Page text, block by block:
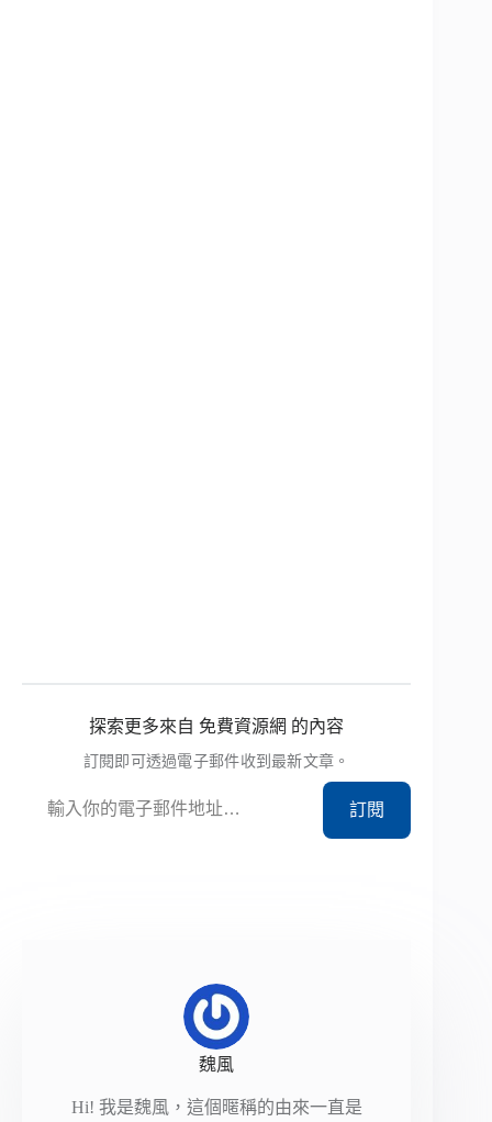
探索更多來自 免費資源網 的內容
訂閱即可透過電子郵件收到最新文章。
訂閱
魏風
Hi! 我是魏風，這個暱稱的由來一直是